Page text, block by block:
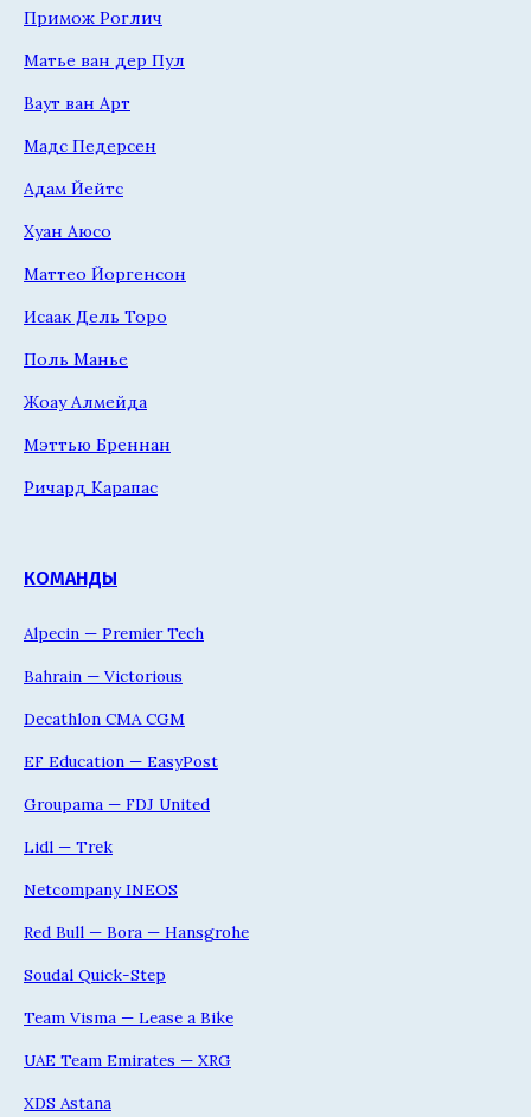
Примож Роглич
Матье ван дер Пул
Ваут ван Арт
Мадс Педерсен
Адам Йейтс
Хуан Аюсо
Маттео Йоргенсон
Исаак Дель Торо
Поль Манье
Жоау Алмейда
Мэттью Бреннан
Ричард Карапас
КОМАНДЫ
Alpecin — Premier Tech
Bahrain — Victorious
Decathlon CMA CGM
EF Education — EasyPost
Groupama — FDJ United
Lidl — Trek
Netcompany INEOS
Red Bull — Bora — Hansgrohe
Soudal Quick-Step
Team Visma — Lease a Bike
UAE Team Emirates — XRG
XDS Astana